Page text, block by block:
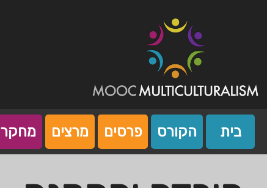
Mooc Island
Mooc Multiculturalism
בית הקורס פרסים מרצים מחקר